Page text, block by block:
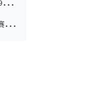
曼
前